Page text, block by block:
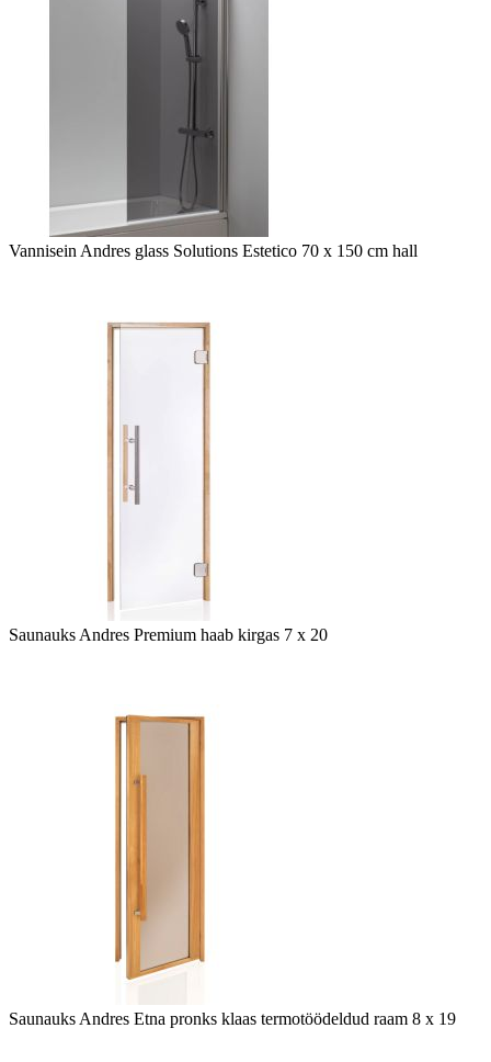
Vannisein Andres glass Solutions Estetico 70 x 150 cm hall
Saunauks Andres Premium haab kirgas 7 x 20
Saunauks Andres Etna pronks klaas termotöödeldud raam 8 x 19